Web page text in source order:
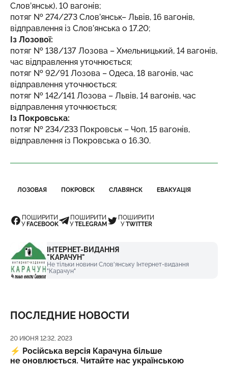
Слов’янськ), 10 вагонів;
потяг № 274/273 Слов’янськ– Львів, 16 вагонів,
відправлення із Слов’янська о 17.20;
Із Лозової:
потяг № 138/137 Лозова – Хмельницький, 14 вагонів,
час відправлення уточнюється;
потяг № 92/91 Лозова – Одеса, 18 вагонів, час
відправлення уточнюється;
потяг № 142/141 Лозова – Львів, 14 вагонів, час
відправлення уточнюється;
Із Покровська:
потяг № 234/233 Покровськ – Чоп, 15 вагонів,
відправлення із Покровська о 16.30.
ЛОЗОВАЯ ПОКРОВСК СЛАВЯНСК ЕВАКУАЦІЯ
ПОШИРИТИ
УFACEBOOK
ПОШИРИТИ
УTELEGRAM
ПОШИРИТИ
УTWITTER
ІНТЕРНЕТ-ВИДАННЯ
"КАРАЧУН"
Не тільки новини Слов'янську Інтернет-видання
"Карачун"
ПОСЛЕДНИЕ НОВОСТИ
Дата публикации
20 ИЮНЯ 12:32, 2023
⚡️ Російська версія Карачуна більше
не оновлюється. Читайте нас українською